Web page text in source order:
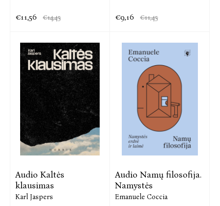
€11,56 €14,45 €9,16 €11,45
Audio Kaltės
klausimas
Karl Jaspers
Audio Namų filosofija.
Namystės
Emanuele Coccia